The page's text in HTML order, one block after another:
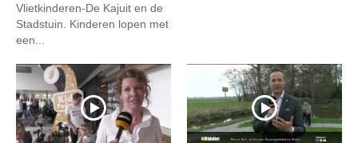
Vlietkinderen-De Kajuit en de
Stadstuin. Kinderen lopen met
een...